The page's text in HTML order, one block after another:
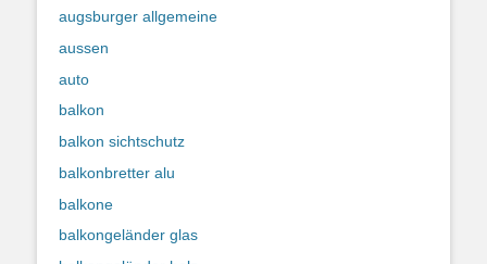
augsburger allgemeine
aussen
auto
balkon
balkon sichtschutz
balkonbretter alu
balkone
balkongeländer glas